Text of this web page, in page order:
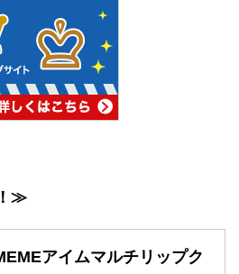
≫
アイムマルチリップク